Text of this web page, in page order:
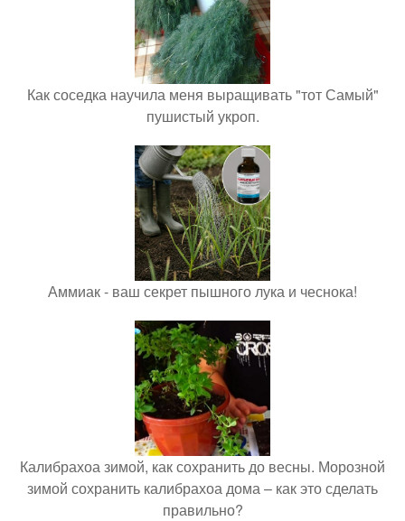
Как соседка научила меня выращивать "тот Самый"
пушистый укроп.
Аммиак - ваш секрет пышного лука и чеснока!
Калибрахоа зимой, как сохранить до весны. Морозной
зимой сохранить калибрахоа дома – как это сделать
правильно?